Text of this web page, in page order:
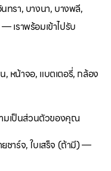
ทรา, บางนา, บางพลี,
เราพร้อมเข้าไปรับ
หน้าจอ, แบตเตอรี่, กล้อง
มเป็นส่วนตัวของคุณ
ชาร์จ, ใบเสร็จ (ถ้ามี) —